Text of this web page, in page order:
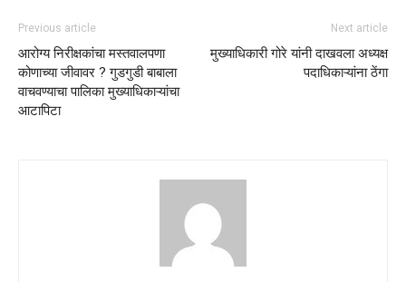
Previous article
आरोग्य निरीक्षकांचा मस्तवालपणा
कोणाच्या जीवावर ? गुडगुडी बाबाला
वाचवण्याचा पालिका मुख्याधिकाऱ्यांचा
आटापिटा
Next article
मुख्याधिकारी गोरे यांनी दाखवला अध्यक्ष
पदाधिकाऱ्यांना ठेंगा